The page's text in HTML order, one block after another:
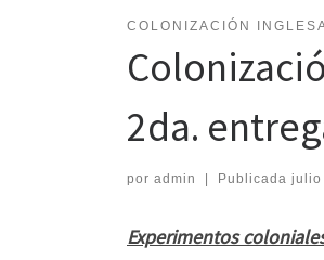
COLONIZACIÓN
2da.
por admin Publicada julio
Experimentos